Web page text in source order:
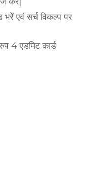
एवं सर्च विकल्प पर
4 एडमिट कार्ड